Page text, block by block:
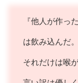
『他人が作っ
は飲み込んだ。
それだけは喉